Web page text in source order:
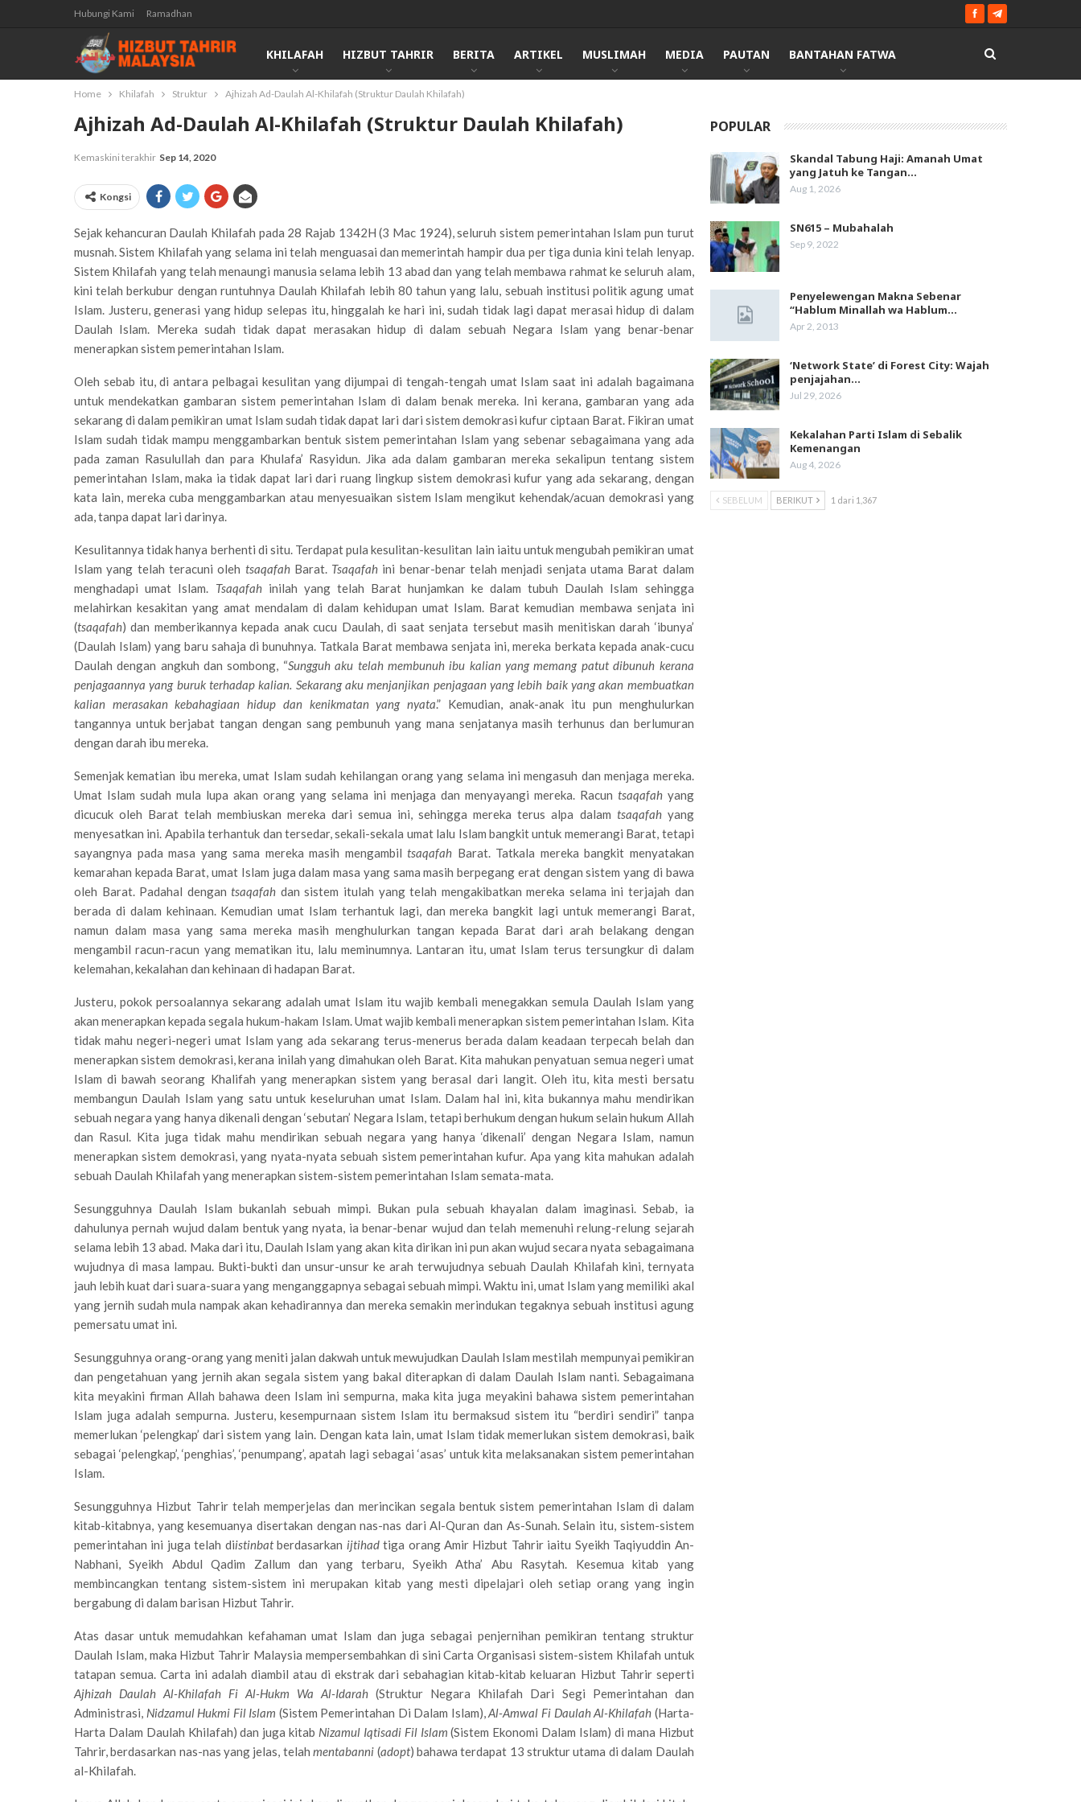
Hubungi Kami Ramadhan
KHILAFAH HIZBUT TAHRIR BERITA ARTIKEL MUSLIMAH MEDIA PAUTAN BANTAHAN FATWA
Home Khilafah Struktur Ajhizah Ad-Daulah Al-Khilafah (Struktur Daulah Khilafah)
Ajhizah Ad-Daulah Al-Khilafah (Struktur Daulah Khilafah)
Kemaskini terakhir Sep 14, 2020
Kongsi
Sejak kehancuran Daulah Khilafah pada 28 Rajab 1342H (3 Mac 1924), seluruh sistem pemerintahan Islam pun turut
musnah. Sistem Khilafah yang selama ini telah menguasai dan memerintah hampir dua per tiga dunia kini telah lenyap.
Sistem Khilafah yang telah menaungi manusia selama lebih 13 abad dan yang telah membawa rahmat ke seluruh alam,
kini telah berkubur dengan runtuhnya Daulah Khilafah lebih 80 tahun yang lalu, sebuah institusi politik agung umat
Islam. Justeru, generasi yang hidup selepas itu, hinggalah ke hari ini, sudah tidak lagi dapat merasai hidup di dalam
Daulah Islam. Mereka sudah tidak dapat merasakan hidup di dalam sebuah Negara Islam yang benar-benar
menerapkan sistem pemerintahan Islam.
Oleh sebab itu, di antara pelbagai kesulitan yang dijumpai di tengah-tengah umat Islam saat ini adalah bagaimana
untuk mendekatkan gambaran sistem pemerintahan Islam di dalam benak mereka. Ini kerana, gambaran yang ada
sekarang di dalam pemikiran umat Islam sudah tidak dapat lari dari sistem demokrasi kufur ciptaan Barat. Fikiran umat
Islam sudah tidak mampu menggambarkan bentuk sistem pemerintahan Islam yang sebenar sebagaimana yang ada
pada zaman Rasulullah dan para Khulafa’ Rasyidun. Jika ada dalam gambaran mereka sekalipun tentang sistem
pemerintahan Islam, maka ia tidak dapat lari dari ruang lingkup sistem demokrasi kufur yang ada sekarang, dengan
kata lain, mereka cuba menggambarkan atau menyesuaikan sistem Islam mengikut kehendak/acuan demokrasi yang
ada, tanpa dapat lari darinya.
Kesulitannya tidak hanya berhenti di situ. Terdapat pula kesulitan-kesulitan lain iaitu untuk mengubah pemikiran umat
Islam yang telah teracuni oleh tsaqafahBarat. Tsaqafah ini benar-benar telah menjadi senjata utama Barat dalam
menghadapi umat Islam. Tsaqafahinilah yang telah Barat hunjamkan ke dalam tubuh Daulah Islam sehingga
melahirkan kesakitan yang amat mendalam di dalam kehidupan umat Islam. Barat kemudian membawa senjata ini
(tsaqafah) dan memberikannya kepada anak cucu Daulah, di saat senjata tersebut masih menitiskan darah ‘ibunya’
(Daulah Islam) yang baru sahaja di bunuhnya. Tatkala Barat membawa senjata ini, mereka berkata kepada anak-cucu
Daulah dengan angkuh dan sombong, “Sungguh aku telah membunuh ibu kalian yang memang patut dibunuh kerana
penjagaannya yang buruk terhadap kalian. Sekarang aku menjanjikan penjagaan yang lebih baik yang akan membuatkan
kalian merasakan kebahagiaan hidup dan kenikmatan yang nyata.” Kemudian, anak-anak itu pun menghulurkan
tangannya untuk berjabat tangan dengan sang pembunuh yang mana senjatanya masih terhunus dan berlumuran
dengan darah ibu mereka.
Semenjak kematian ibu mereka, umat Islam sudah kehilangan orang yang selama ini mengasuh dan menjaga mereka.
Umat Islam sudah mula lupa akan orang yang selama ini menjaga dan menyayangi mereka. Racun tsaqafahyang
dicucuk oleh Barat telah membiuskan mereka dari semua ini, sehingga mereka terus alpa dalam tsaqafahyang
menyesatkan ini. Apabila terhantuk dan tersedar, sekali-sekala umat lalu Islam bangkit untuk memerangi Barat, tetapi
sayangnya pada masa yang sama mereka masih mengambiltsaqafah Barat. Tatkala mereka bangkit menyatakan
kemarahan kepada Barat, umat Islam juga dalam masa yang sama masih berpegang erat dengan sistem yang di bawa
oleh Barat. Padahal dengantsaqafah dan sistem itulah yang telah mengakibatkan mereka selama ini terjajah dan
berada di dalam kehinaan. Kemudian umat Islam terhantuk lagi, dan mereka bangkit lagi untuk memerangi Barat,
namun dalam masa yang sama mereka masih menghulurkan tangan kepada Barat dari arah belakang dengan
mengambil racun-racun yang mematikan itu, lalu meminumnya. Lantaran itu, umat Islam terus tersungkur di dalam
kelemahan, kekalahan dan kehinaan di hadapan Barat.
Justeru, pokok persoalannya sekarang adalah umat Islam itu wajib kembali menegakkan semula Daulah Islam yang
akan menerapkan kepada segala hukum-hakam Islam. Umat wajib kembali menerapkan sistem pemerintahan Islam. Kita
tidak mahu negeri-negeri umat Islam yang ada sekarang terus-menerus berada dalam keadaan terpecah belah dan
menerapkan sistem demokrasi, kerana inilah yang dimahukan oleh Barat. Kita mahukan penyatuan semua negeri umat
Islam di bawah seorang Khalifah yang menerapkan sistem yang berasal dari langit. Oleh itu, kita mesti bersatu
membangun Daulah Islam yang satu untuk keseluruhan umat Islam. Dalam hal ini, kita bukannya mahu mendirikan
sebuah negara yang hanya dikenali dengan ‘sebutan’ Negara Islam, tetapi berhukum dengan hukum selain hukum Allah
dan Rasul. Kita juga tidak mahu mendirikan sebuah negara yang hanya ‘dikenali’ dengan Negara Islam, namun
menerapkan sistem demokrasi, yang nyata-nyata sebuah sistem pemerintahan kufur. Apa yang kita mahukan adalah
sebuah Daulah Khilafah yang menerapkan sistem-sistem pemerintahan Islam semata-mata.
Sesungguhnya Daulah Islam bukanlah sebuah mimpi. Bukan pula sebuah khayalan dalam imaginasi. Sebab, ia
dahulunya pernah wujud dalam bentuk yang nyata, ia benar-benar wujud dan telah memenuhi relung-relung sejarah
selama lebih 13 abad. Maka dari itu, Daulah Islam yang akan kita dirikan ini pun akan wujud secara nyata sebagaimana
wujudnya di masa lampau. Bukti-bukti dan unsur-unsur ke arah terwujudnya sebuah Daulah Khilafah kini, ternyata
jauh lebih kuat dari suara-suara yang menganggapnya sebagai sebuah mimpi. Waktu ini, umat Islam yang memiliki akal
yang jernih sudah mula nampak akan kehadirannya dan mereka semakin merindukan tegaknya sebuah institusi agung
pemersatu umat ini.
Sesungguhnya orang-orang yang meniti jalan dakwah untuk mewujudkan Daulah Islam mestilah mempunyai pemikiran
dan pengetahuan yang jernih akan segala sistem yang bakal diterapkan di dalam Daulah Islam nanti. Sebagaimana
kita meyakini firman Allah bahawa deen Islam ini sempurna, maka kita juga meyakini bahawa sistem pemerintahan
Islam juga adalah sempurna. Justeru, kesempurnaan sistem Islam itu bermaksud sistem itu “berdiri sendiri” tanpa
memerlukan ‘pelengkap’ dari sistem yang lain. Dengan kata lain, umat Islam tidak memerlukan sistem demokrasi, baik
sebagai ‘pelengkap’, ‘penghias’, ‘penumpang’, apatah lagi sebagai ‘asas’ untuk kita melaksanakan sistem pemerintahan
Islam.
Sesungguhnya Hizbut Tahrir telah memperjelas dan merincikan segala bentuk sistem pemerintahan Islam di dalam
kitab-kitabnya, yang kesemuanya disertakan dengan nas-nas dari Al-Quran dan As-Sunah. Selain itu, sistem-sistem
pemerintahan ini juga telah diistinbatberdasarkan ijtihadtiga orang Amir Hizbut Tahrir iaitu Syeikh Taqiyuddin An-
Nabhani, Syeikh Abdul Qadim Zallum dan yang terbaru, Syeikh Atha’ Abu Rasytah. Kesemua kitab yang
membincangkan tentang sistem-sistem ini merupakan kitab yang mesti dipelajari oleh setiap orang yang ingin
bergabung di dalam barisan Hizbut Tahrir.
Atas dasar untuk memudahkan kefahaman umat Islam dan juga sebagai penjernihan pemikiran tentang struktur
Daulah Islam, maka Hizbut Tahrir Malaysia mempersembahkan di sini Carta Organisasi sistem-sistem Khilafah untuk
tatapan semua. Carta ini adalah diambil atau di ekstrak dari sebahagian kitab-kitab keluaran Hizbut Tahrir seperti
Ajhizah Daulah Al-Khilafah Fi Al-Hukm Wa Al-Idarah (Struktur Negara Khilafah Dari Segi Pemerintahan dan
Administrasi, Nidzamul Hukmi Fil Islam (Sistem Pemerintahan Di Dalam Islam),Al-Amwal Fi Daulah Al-Khilafah (Harta-
Harta Dalam Daulah Khilafah) dan juga kitab Nizamul Iqtisadi Fil Islam (Sistem Ekonomi Dalam Islam) di mana Hizbut
Tahrir, berdasarkan nas-nas yang jelas, telahmentabanni (adopt) bahawa terdapat 13 struktur utama di dalam Daulah
al-Khilafah.
POPULAR
Skandal Tabung Haji: Amanah Umat
yang Jatuh ke Tangan…
Aug 1, 2026
SN615 – Mubahalah
Sep 9, 2022
Penyelewengan Makna Sebenar
“Hablum Minallah wa Hablum…
Apr 2, 2013
‘Network State’ di Forest City: Wajah
penjajahan…
Jul 29, 2026
Kekalahan Parti Islam di Sebalik
Kemenangan
Aug 4, 2026
SEBELUM BERIKUT 1 dari 1,367